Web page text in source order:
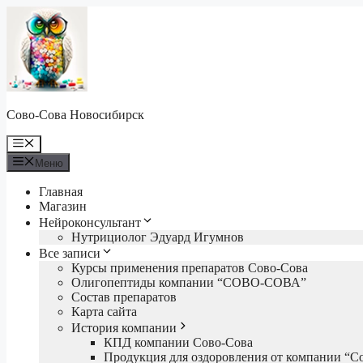
Перейти
содержимому
Сово-Сова Новосибирск
Меню
Меню
Главная
Магазин
Нейроконсультант
Нутрициолог Эдуард Игумнов
Все записи
Курсы применения препаратов Сово-Сова
Олигопептиды компании “СОВО-СОВА”
Состав препаратов
Карта сайта
История компании
КПД компании Сово-Сова
Продукция для оздоровления от компании